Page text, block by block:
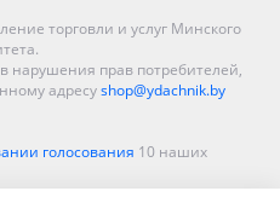
торговли и услуг Минского
нарушения прав потребителей,
адресуshop@ydachnik.by
голосования 10 наших